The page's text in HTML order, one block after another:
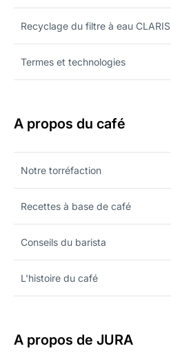
Recyclage du filtre à eau CLARIS
Termes et technologies
A propos du café
Notre torréfaction
Recettes à base de café
Conseils du barista
L'histoire du café
A propos de JURA